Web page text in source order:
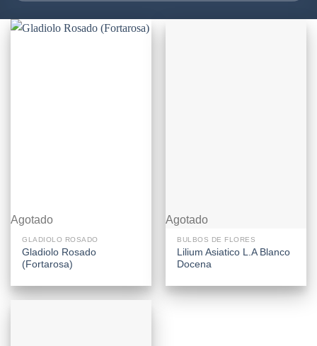
Agotado
GLADIOLO ROSADO
Gladiolo Rosado
(Fortarosa)
Agotado
BULBOS DE FLORES
Lilium Asiatico L.A Blanco
Docena